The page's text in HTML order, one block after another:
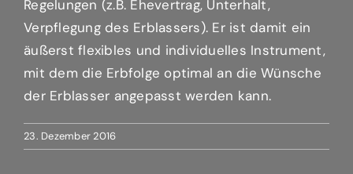
Regelungen (z.B. Ehevertrag, Unterhalt,
Verpflegung des Erblassers). Er ist damit ein
äußerst flexibles und individuelles Instrument,
mit dem die Erbfolge optimal an die Wünsche
der Erblasser angepasst werden kann.
23. Dezember 2016